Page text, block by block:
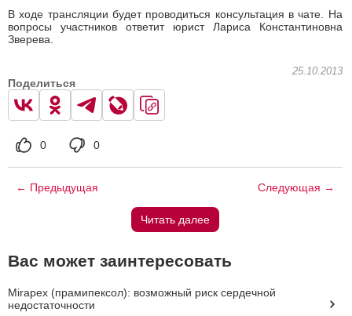
В ходе трансляции будет проводиться консультация в чате. На
вопросы участников ответит юрист Лариса Константиновна
Зверева.
25.10.2013
Поделиться
0 0
← Предыдущая Следующая →
Читать далее
Вас может заинтересовать
Mirapex (прамипексол): возможный риск сердечной
недостаточности